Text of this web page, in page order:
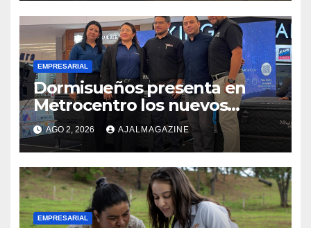
EMPRESARIAL
Dormisueños presenta en
Metrocentro los nuevos
modelos Muna Care de
Comfort Life: Innovación y
calidad en descanso
AGO 2, 2026 AJALMAGAZINE
EMPRESARIAL